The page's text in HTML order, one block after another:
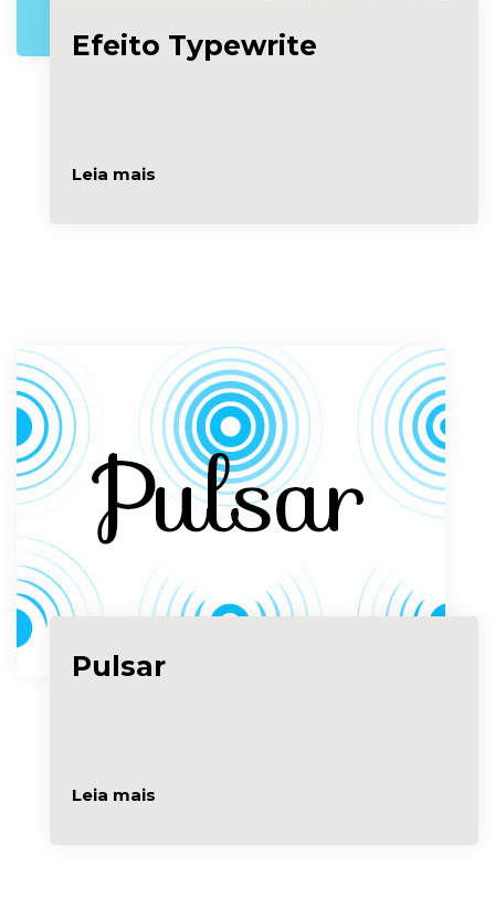
Efeito Typewrite
Leia mais
Pulsar
Leia mais